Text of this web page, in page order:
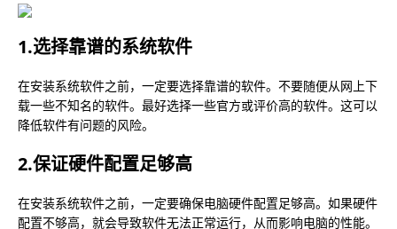
1.选择靠谱的系统软件
在安装系统软件之前，一定要选择靠谱的软件。不要随便从网上下
载一些不知名的软件。最好选择一些官方或评价高的软件。这可以
降低软件有问题的风险。
2.保证硬件配置足够高
在安装系统软件之前，一定要确保电脑硬件配置足够高。如果硬件
配置不够高，就会导致软件无法正常运行，从而影响电脑的性能。